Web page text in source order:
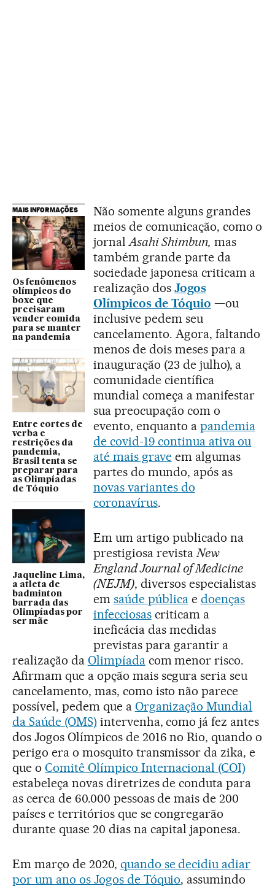
MAIS INFORMAÇÕES
Os fenômenos
olímpicos do
boxe que
precisaram
vender comida
para se manter
na pandemia
Entre cortes de
verba e
restrições da
pandemia,
Brasil tenta se
preparar para
as Olimpíadas
de Tóquio
Jaqueline Lima,
a atleta de
badminton
barrada das
Olimpíadas por
ser mãe
Não somente alguns grandes
meios de comunicação, como o
jornal Asahi Shimbun, mas
também grande parte da
sociedade japonesa criticam a
realização dos Jogos
Olímpicos de Tóquio —ou
inclusive pedem seu
cancelamento. Agora, faltando
menos de dois meses para a
inauguração (23 de julho), a
comunidade científica
mundial começa a manifestar
sua preocupação com o
evento, enquanto a pandemia
de covid-19 continua ativa ou
até mais graveem algumas
partes do mundo, após as
novas variantes do
coronavírus.
Em um artigo publicado na
prestigiosa revista New
England Journal of Medicine
(NEJM), diversos especialistas
em saúde públicae doenças
infecciosascriticam a
ineficácia das medidas
previstas para garantir a
realização da Olimpíadacom menor risco.
Afirmam que a opção mais segura seria seu
cancelamento, mas, como isto não parece
possível, pedem que a Organização Mundial
da Saúde (OMS) intervenha, como já fez antes
dos Jogos Olímpicos de 2016 no Rio, quando o
perigo era o mosquito transmissor da zika, e
que o Comitê Olímpico Internacional (COI)
estabeleça novas diretrizes de conduta para
as cerca de 60.000 pessoas de mais de 200
países e territórios que se congregarão
durante quase 20 dias na capital japonesa.
Em março de 2020, quando se decidiu adiar
por um ano os Jogos de Tóquio, assumindo